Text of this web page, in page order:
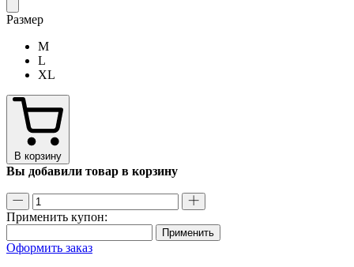
Размер
M
L
XL
В корзину
Вы добавили товар в корзину
Применить купон:
Применить
Оформить заказ